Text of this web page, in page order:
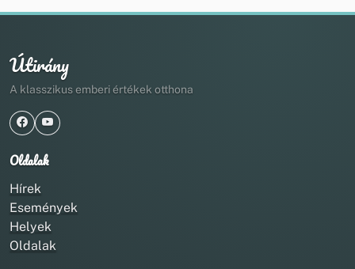
Útirány
A klasszikus emberi értékek otthona
Oldalak
Hírek
Események
Helyek
Oldalak